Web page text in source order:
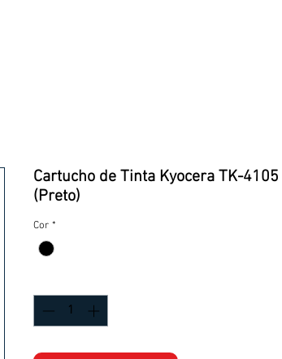
Cartucho de Tinta Kyocera TK-4105
(Preto)
Cor *